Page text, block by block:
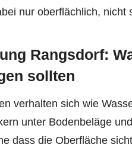
nur oberflächlich, nicht
Rangsdorf:
sollten
verhalten sich wie
unter Bodenbeläge
dass die Oberfläche